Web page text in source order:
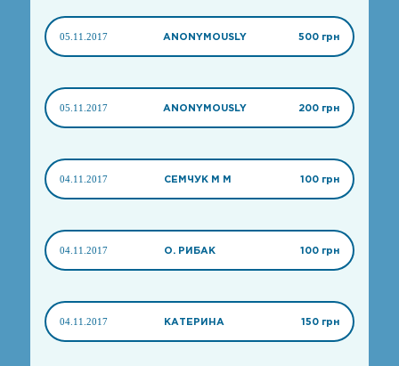
05.11.2017 ANONYMOUSLY 500 грн
05.11.2017 ANONYMOUSLY 200 грн
04.11.2017 СЕМЧУК М М 100 грн
04.11.2017 О. РИБАК 100 грн
04.11.2017 КАТЕРИНА 150 грн